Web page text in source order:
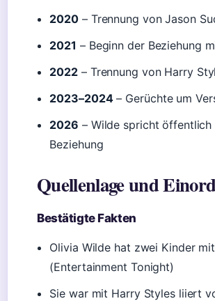
2020 – Trennung von Jason
2021 – Beginn der Beziehung
2022 – Trennung von Harry
2023–2024– Gerüchte um
2026 – Wilde spricht
Beziehung
Quellenlage und
Bestätigte Fakten
Olivia Wilde hat zwei Kinder
(Entertainment Tonight)
Sie war mit Harry Styles liiert